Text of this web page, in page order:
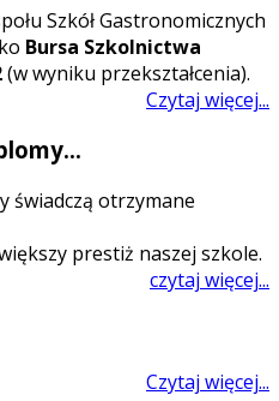
Szkół Gastronomicznych
Bursa Szkolnictwa
(w wyniku przekształcenia).
Czytaj więcej...
świadczą otrzymane
prestiż naszej szkole.
czytaj więcej...
Czytaj więcej...